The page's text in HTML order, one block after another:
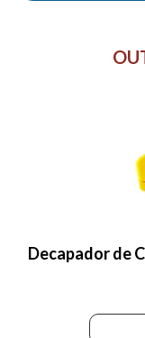
Decapador de